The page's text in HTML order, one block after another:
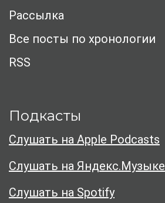
Рассылка
Все посты по хронологии
RSS
Подкасты
Слушать на Apple Podcasts
Слушать на Яндекс.Музыке
Слушать на Spotify